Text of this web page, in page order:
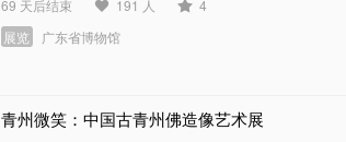
69 天后结束 191 人
4
展览
广东省博物馆
青州微笑：中国古青州佛造像艺术展